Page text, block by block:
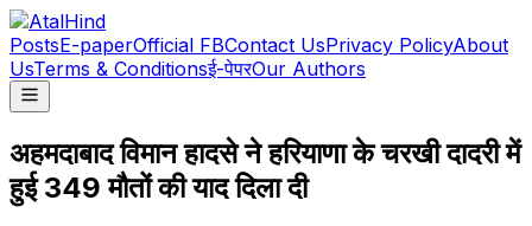
PostsE-paperOfficial FBContact UsPrivacy PolicyAbout
UsTerms & Conditionsई-पेपरOur Authors
अहमदाबाद विमान हादसे ने हरियाणा के चरखी दादरी में
हुई 349 मौतों की याद दिला दी